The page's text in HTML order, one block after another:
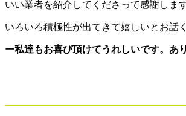
いい業者を紹介してくださって感謝しま
いろいろ積極性が出てきて嬉しいとお話
ー私達もお喜び頂けてうれしいです。あ